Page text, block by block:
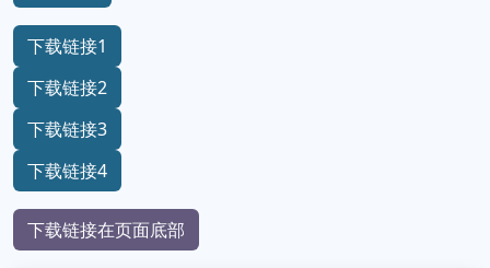
下载链接1
下载链接2
下载链接3
下载链接4
下载链接在页面底部